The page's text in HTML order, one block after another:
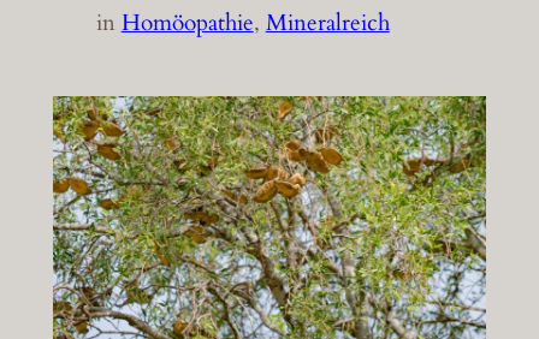
inHomöopathie, Mineralreich